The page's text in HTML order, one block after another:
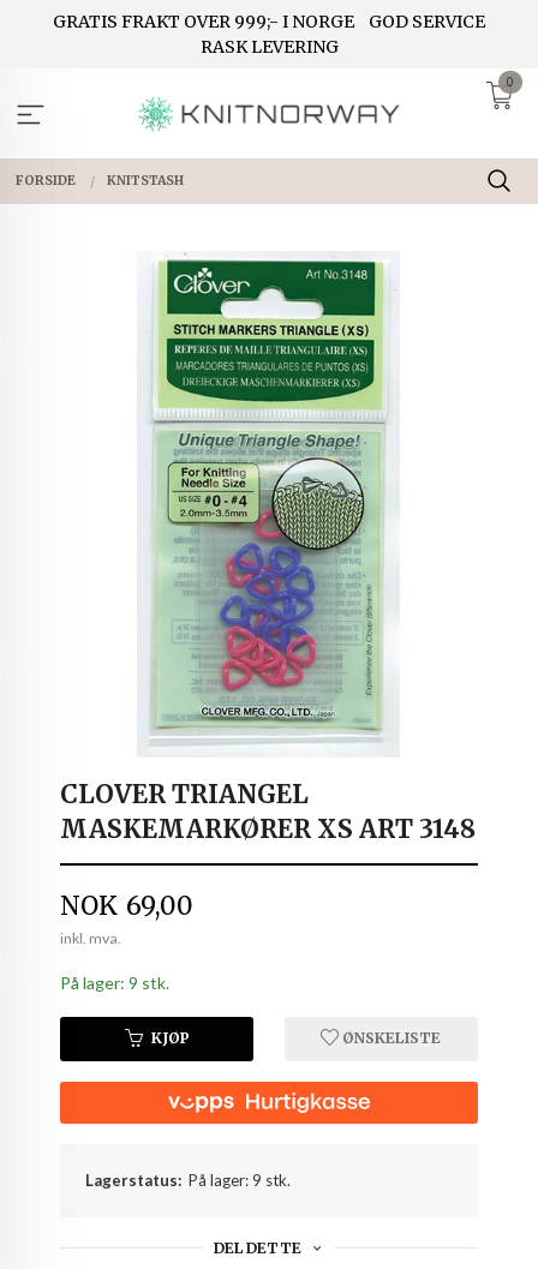
GRATIS FRAKT OVER 999;- I NORGE
GOD SERVICE
RASK LEVERING
0
FORSIDE KNITSTASH
CLOVER TRIANGEL
MASKEMARKØRER XS ART 3148
Pris
NOK 69,00
inkl. mva.
På lager: 9 stk.
KJØP ØNSKELISTE
Lagerstatus: På lager: 9 stk.
DEL DETTE